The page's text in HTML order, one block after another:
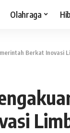
Olahraga
Berkat Inovasi